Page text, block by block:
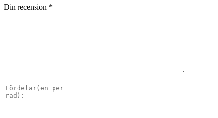
Din recension *